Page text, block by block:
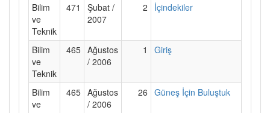
Bilim
ve
Teknik
471
Şubat /
2007
2 İçindekiler
Bilim
ve
Teknik
465 Ağustos
/ 2006
1 Giriş
Bilim
ve
465 Ağustos
/ 2006
26 Güneş İçin Buluştuk